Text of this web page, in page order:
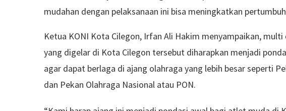
mudahan dengan pelaksanaan ini bisa meningkatkan
Ketua KONI Kota Cilegon, Irfan Ali Hakim menyampaikan, multi
yang digelar di Kota Cilegon tersebut diharapkan menjadi
agar dapat berlaga di ajang olahraga yang lebih besar seperti
dan Pekan Olahraga Nasional atau PON.